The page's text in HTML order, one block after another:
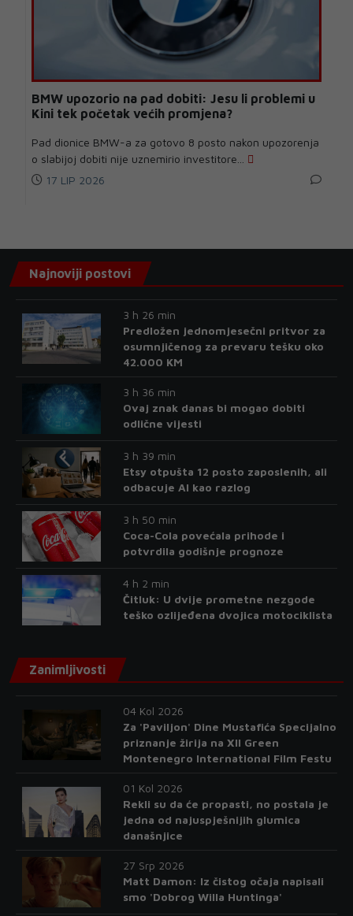
BMW upozorio na pad dobiti: Jesu li problemi u
Kini tek početak većih promjena?
Pad dionice BMW-a za gotovo 8 posto nakon upozorenja
o slabijoj dobiti nije uznemirio investitore...
17 LIP 2026
Najnoviji postovi
3 h 26 min
Predložen jednomjesečni pritvor za
osumnjičenog za prevaru tešku oko
42.000 KM
3 h 36 min
Ovaj znak danas bi mogao dobiti
odlične vijesti
3 h 39 min
Etsy otpušta 12 posto zaposlenih, ali
odbacuje AI kao razlog
3 h 50 min
Coca-Cola povećala prihode i
potvrdila godišnje prognoze
4 h 2 min
Čitluk: U dvije prometne nezgode
teško ozlijeđena dvojica motociklista
Zanimljivosti
04 Kol 2026
Za 'Paviljon' Dine Mustafića Specijalno
priznanje žirija na XII Green
Montenegro International Film Festu
01 Kol 2026
Rekli su da će propasti, no postala je
jedna od najuspješnijih glumica
današnjice
27 Srp 2026
Matt Damon: Iz čistog očaja napisali
smo 'Dobrog Willa Huntinga'